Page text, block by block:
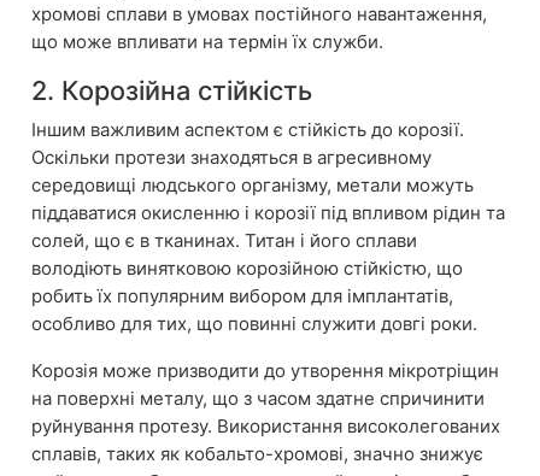
хромові сплави в умовах постійного навантаження,
що може впливати на термін їх служби.
2. Корозійна стійкість
Іншим важливим аспектом є стійкість до корозії.
Оскільки протези знаходяться в агресивному
середовищі людського організму, метали можуть
піддаватися окисленню і корозії під впливом рідин та
солей, що є в тканинах. Титан і його сплави
володіють винятковою корозійною стійкістю, що
робить їх популярним вибором для імплантатів,
особливо для тих, що повинні служити довгі роки.
Корозія може призводити до утворення мікротріщин
на поверхні металу, що з часом здатне спричинити
руйнування протезу. Використання високолегованих
сплавів, таких як кобальто-хромові, значно знижує